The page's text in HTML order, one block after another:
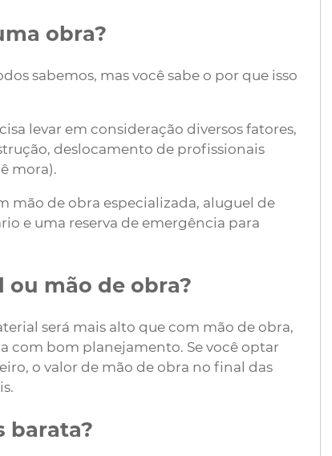
obra?
sabemos, mas você sabe o por que isso
levar em consideração diversos fatores,
deslocamento de profissionais
mora).
mão de obra especializada, aluguel de
e uma reserva de emergência para
ou mão de obra?
será mais alto que com mão de obra,
com bom planejamento. Se você optar
o valor de mão de obra no final das
barata?